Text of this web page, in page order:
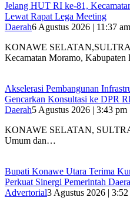
‎Jelang HUT RI ke-81,
Lewat Rapat Lega Meeting
Daerah6 Agustus 2026 | 11:37 am
KONAWE
Kecamatan Moramo,
Akselerasi Pembangunan
Gencarkan Konsultasi ke DPR
Daerah5 Agustus 2026 | 3:43 pm
KONAWE SELATAN,
Umum dan…
Bupati Konawe Utara Terima
Perkuat Sinergi Pemerintah
Advertorial3 Agustus 2026 |